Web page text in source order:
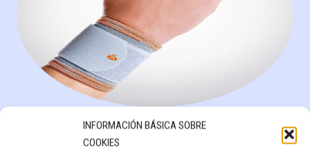
INFORMACIÓN BÁSICA SOBRE
COOKIES
MUÑEQUERA ELÁSTICA GRADUABLE Ref: OS6261